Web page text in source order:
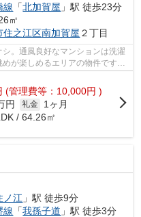
線 「北加賀屋 」駅 徒歩23分
㎡
住之江区南加賀屋 ２丁目
シ。通風良好なマンションは洗濯
が楽しめるエリアの物件です。
(管理費等：10,000円 )
円 礼金
1ヶ月
/ 64.26㎡
ノ江 」駅 徒歩9分
線 「我孫子道 」駅 徒歩3分